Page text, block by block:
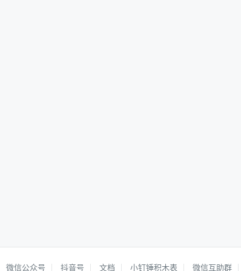
微信公众号 抖音号 文档 小钉锤积木表 微信互助群